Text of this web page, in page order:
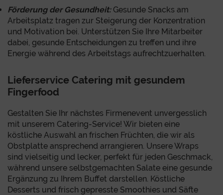
Förderung der Gesundheit:Gesunde Snacks am
Arbeitsplatz tragen zur Steigerung der Konzentration
und Motivation bei. Unterstützen Sie Ihre Mitarbeiter
dabei, gesunde Entscheidungen zu treffen und ihre
Energie während des Arbeitstags aufrechtzuerhalten.
Lieferservice Catering mit gesundem
Fingerfood
Gestalten Sie Ihr nächstes Firmenevent unvergesslich
mit unserem Catering-Service! Wir bieten eine
köstliche Auswahl an frischen Früchten, die wir als
Obstplatte ansprechend arrangieren. Unsere Wraps
sind vielseitig und lecker, perfekt für jeden Geschmack,
während unsere selbstgemachten Salate eine gesunde
Ergänzung zu Ihrem Buffet darstellen. Köstliche
Desserts und frisch gepresste Smoothies und Säfte